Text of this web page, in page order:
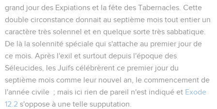
grand jour des Expiations et la fête des Tabernacles. Cette
double circonstance donnait au septième mois tout entier un
caractère très solennel et en quelque sorte très sabbatique.
De là la solennité spéciale qui s'attache au premier jour de
ce mois. Après l'exil et surtout depuis l'époque des
Séleucides, les Juifs célébrèrent ce premier jour du
septième mois comme leur nouvel an, le commencement de
l'année civile ; mais ici rien de pareil n'est indiqué et Exode
12.2 s'oppose à une telle supputation.